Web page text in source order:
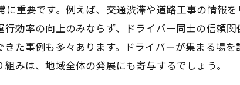
重要です。例えば、交通渋滞や道路工事の情報を
効率の向上のみならず、ドライバー同士の信頼関
た事例も多々あります。ドライバーが集まる場を
みは、地域全体の発展にも寄与するでしょう。